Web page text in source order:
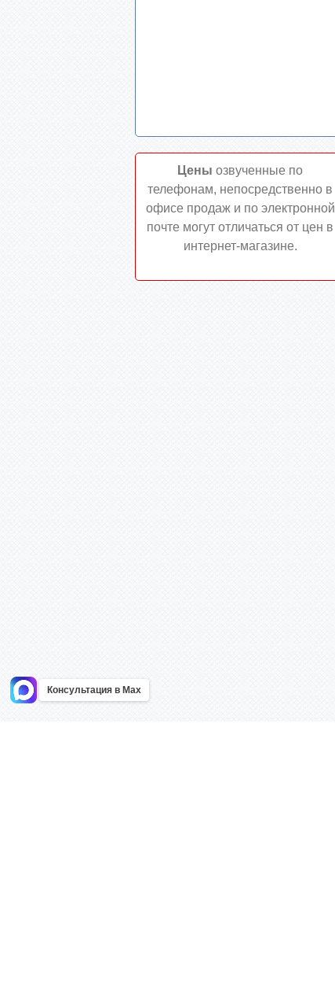
Цены озвученные по
телефонам, непосредственно в
офисе продаж и по электронной
почте могут отличаться от цен в
интернет-магазине.
Консультация в Max